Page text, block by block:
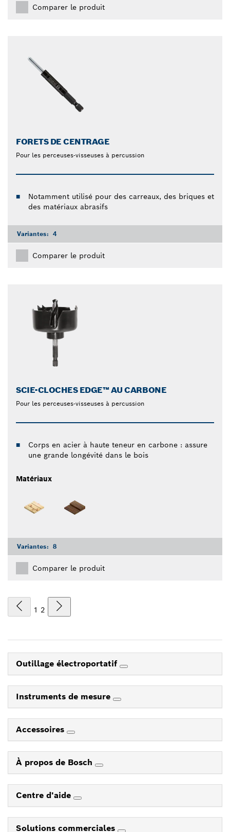
Comparer le produit
FORETS DE CENTRAGE
Pour les perceuses-visseuses à percussion
Notamment utilisé pour des carreaux, des briques et
des matériaux abrasifs
Variantes: 4
Comparer le produit
SCIE-CLOCHES EDGE™ AU CARBONE
Pour les perceuses-visseuses à percussion
Corps en acier à haute teneur en carbone : assure
une grande longévité dans le bois
Matériaux
Variantes: 8
Comparer le produit
1 2
Outillage électroportatif
Instruments de mesure
Accessoires
À propos de Bosch
Centre d'aide
Solutions commerciales